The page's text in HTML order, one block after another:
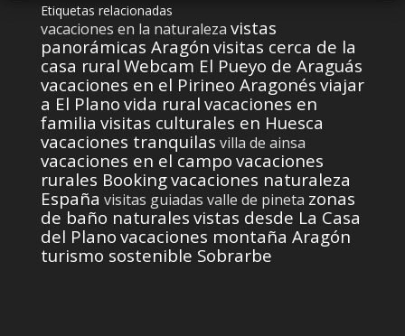
Etiquetas relacionadas
vacaciones en la naturaleza vistas
panorámicas Aragón visitas cerca de la
casa rural Webcam El Pueyo de Araguás
vacaciones en el Pirineo Aragonés viajar
a El Plano vida rural vacaciones en
familia visitas culturales en Huesca
vacaciones tranquilas villa de ainsa
vacaciones en el campo vacaciones
rurales Bookingvacaciones naturaleza
España visitas guiadas valle de pineta zonas
de baño naturales vistas desde La Casa
del Plano vacaciones montaña Aragón
turismo sostenible Sobrarbe